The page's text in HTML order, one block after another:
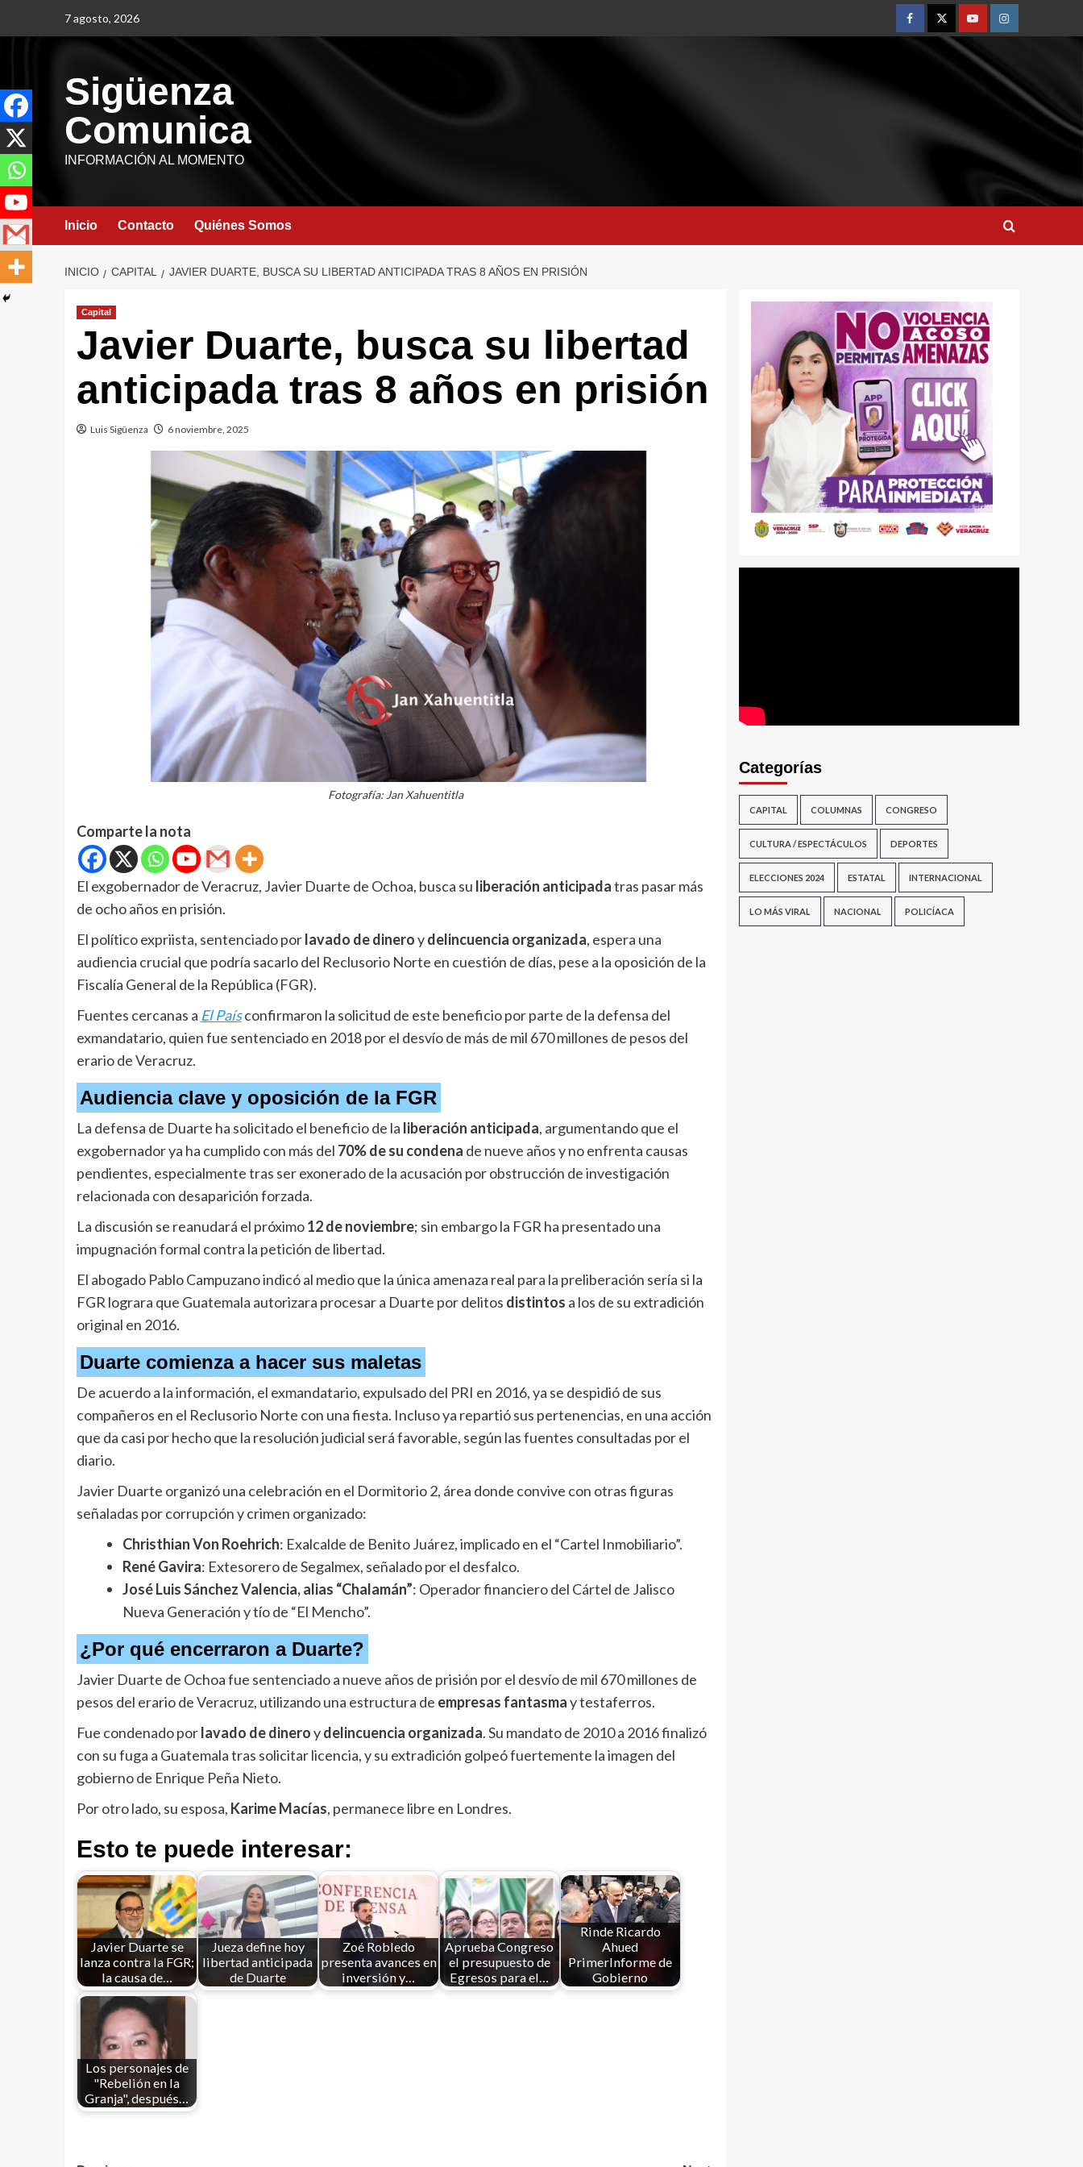
7 agosto, 2026
Sigüenza
Comunica
INFORMACIÓN AL MOMENTO
Inicio Contacto Quiénes Somos
INICIO CAPITAL JAVIER DUARTE, BUSCA SU LIBERTAD ANTICIPADA TRAS 8 AÑOS EN PRISIÓN
Capital
Javier Duarte, busca su libertad
anticipada tras 8 años en prisión
Luis Sigüenza 6 noviembre, 2025
Fotografía: Jan Xahuentitla
Comparte la nota
El exgobernador de Veracruz, Javier Duarte de Ochoa, busca su liberación anticipadatras pasar más
de ocho años en prisión.
El político expriista, sentenciado porlavado de dineroydelincuencia organizada, espera una
audiencia crucial que podría sacarlo del Reclusorio Norte en cuestión de días, pese a la oposición de la
Fiscalía General de la República (FGR).
Fuentes cercanas a El Paísconfirmaron la solicitud de este beneficio por parte de la defensa del
exmandatario, quien fue sentenciado en 2018 por el desvío de más de mil 670 millones de pesos del
erario de Veracruz.
Audiencia clave y oposición de la FGR
La defensa de Duarte ha solicitado el beneficio de la liberación anticipada, argumentando que el
exgobernador ya ha cumplido con más del 70% de su condena de nueve años y no enfrenta causas
pendientes, especialmente tras ser exonerado de la acusación por obstrucción de investigación
relacionada con desaparición forzada.
La discusión se reanudará el próximo12 de noviembre; sin embargo la FGR ha presentado una
impugnación formal contra la petición de libertad.
El abogado Pablo Campuzano indicó al medio que la única amenaza real para la preliberación sería si la
FGR lograra que Guatemala autorizara procesar a Duarte por delitos distintos a los de su extradición
original en 2016.
Duarte comienza a hacer sus maletas
De acuerdo a la información, el exmandatario, expulsado del PRI en 2016, ya se despidió de sus
compañeros en el Reclusorio Norte con una fiesta. Incluso ya repartió sus pertenencias, en una acción
que da casi por hecho que la resolución judicial será favorable, según las fuentes consultadas por el
diario.
Javier Duarte organizó una celebración en el Dormitorio 2, área donde convive con otras figuras
señaladas por corrupción y crimen organizado:
Christhian Von Roehrich: Exalcalde de Benito Juárez, implicado en el “Cartel Inmobiliario”.
René Gavira: Extesorero de Segalmex, señalado por el desfalco.
José Luis Sánchez Valencia, alias “Chalamán”: Operador financiero del Cártel de Jalisco
Nueva Generación y tío de “El Mencho”.
¿Por qué encerraron a Duarte?
Javier Duarte de Ochoa fue sentenciado a nueve años de prisión por el desvío de mil 670 millones de
pesos del erario de Veracruz, utilizando una estructura de empresas fantasmay testaferros.
Fue condenado porlavado de dineroydelincuencia organizada. Su mandato de 2010 a 2016 finalizó
con su fuga a Guatemala tras solicitar licencia, y su extradición golpeó fuertemente la imagen del
gobierno de Enrique Peña Nieto.
Por otro lado, su esposa, Karime Macías, permanece libre en Londres.
Esto te puede interesar:
Javier Duarte se
lanza contra la FGR;
la causa de…
Jueza define hoy
libertad anticipada
de Duarte
Zoé Robledo
presenta avances en
inversión y…
Aprueba Congreso
el presupuesto de
Egresos para el…
Rinde Ricardo
Ahued
PrimerInforme de
Gobierno
Los personajes de
"Rebelión en la
Granja", después…
Categorías
CAPITAL COLUMNAS CONGRESO
CULTURA / ESPECTÁCULOS DEPORTES
ELECCIONES 2024 ESTATAL INTERNACIONAL
LO MÁS VIRAL NACIONAL POLICÍACA